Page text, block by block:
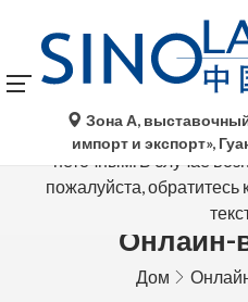
Автоматический
исключительно
неточным. В случае
пожалуйста, обратитесь
Зона А,
импорт и экспорт»,
Онлайн-
Дом